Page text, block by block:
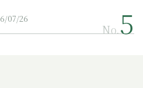
07/26
No.